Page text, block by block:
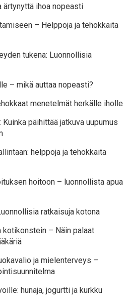
ärtynyttä ihoa nopeasti
– Helppoja ja tehokkaita
tukena: Luonnollisia
– mikä auttaa nopeasti?
menetelmät herkälle iholle
päihittää jatkuva uupumus
helppoja ja tehokkaita
hoitoon – luonnollista apua
ratkaisuja kotona
kotikonstein – Näin palaat
ja mielenterveys –
hunaja, jogurtti ja kurkku